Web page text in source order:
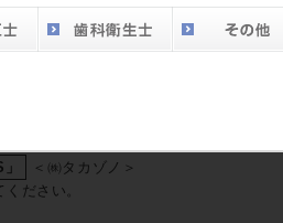
ので、よく水洗いしていただいた後、
してください。
＜㈱タカゾノ＞
ださい。